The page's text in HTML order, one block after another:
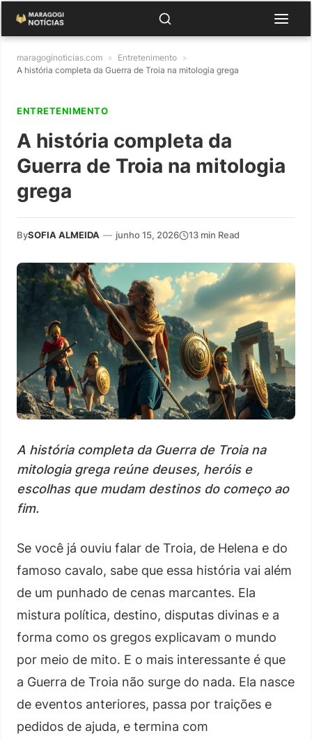
maragoginoticias.com » Entretenimento »
A história completa da Guerra de Troia na mitologia grega
ENTRETENIMENTO
A história completa da
Guerra de Troia na mitologia
grega
BySOFIA ALMEIDA — junho 15, 2026 13 min Read
A história completa da Guerra de Troia na
mitologia grega reúne deuses, heróis e
escolhas que mudam destinos do começo ao
fim.
Se você já ouviu falar de Troia, de Helena e do
famoso cavalo, sabe que essa história vai além
de um punhado de cenas marcantes. Ela
mistura política, destino, disputas divinas e a
forma como os gregos explicavam o mundo
por meio de mito. E o mais interessante é que
a Guerra de Troia não surge do nada. Ela nasce
de eventos anteriores, passa por traições e
pedidos de ajuda, e termina com